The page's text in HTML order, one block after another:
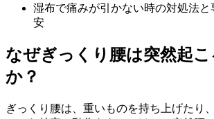
湿布で痛みが引かない時の対処法と
安
なぜぎっくり腰は突然起
か？
ぎっくり腰は、重いものを持ち上げたり